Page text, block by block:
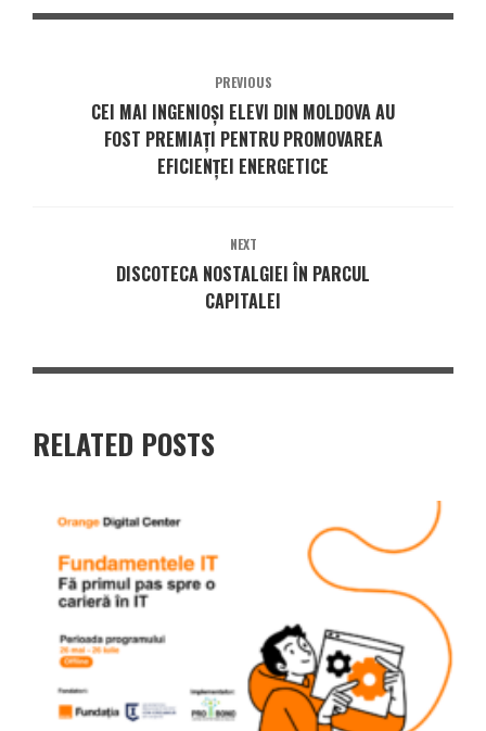
PREVIOUS
CEI MAI INGENIOȘI ELEVI DIN MOLDOVA AU
FOST PREMIAȚI PENTRU PROMOVAREA
EFICIENȚEI ENERGETICE
NEXT
DISCOTECA NOSTALGIEI ÎN PARCUL
CAPITALEI
RELATED POSTS